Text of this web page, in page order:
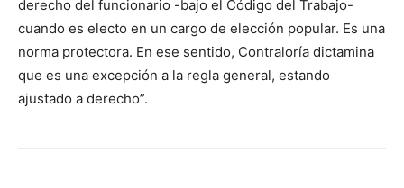
derecho del funcionario -bajo el Código del Trabajo-
cuando es electo en un cargo de elección popular. Es una
norma protectora. En ese sentido, Contraloría dictamina
que es una excepción a la regla general, estando
ajustado a derecho”.